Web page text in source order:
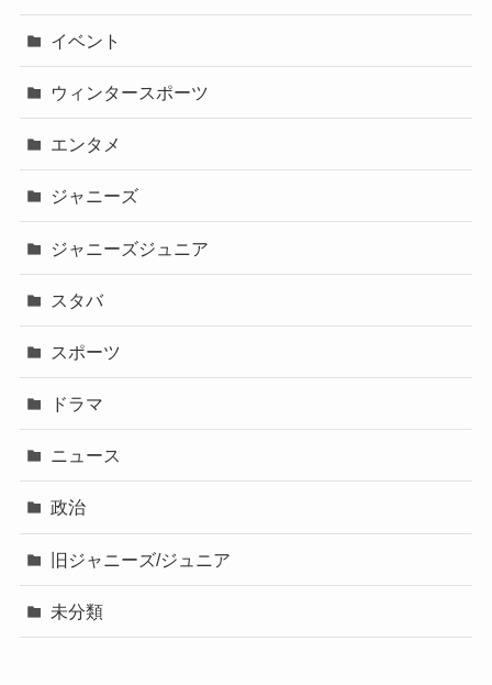
イベント
ウィンタースポーツ
エンタメ
ジャニーズ
ジャニーズジュニア
スタバ
スポーツ
ドラマ
ニュース
政治
旧ジャニーズ/ジュニア
未分類